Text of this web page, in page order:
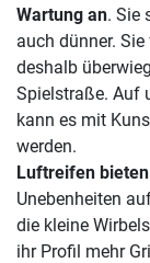
Wartung an. Sie
auch dünner.
deshalb
Spielstraße. Auf
kann es mit
werden.
Luftreifen
Unebenheiten
die kleine
ihr Profil mehr